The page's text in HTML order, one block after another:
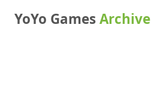
YoYo GamesArchive